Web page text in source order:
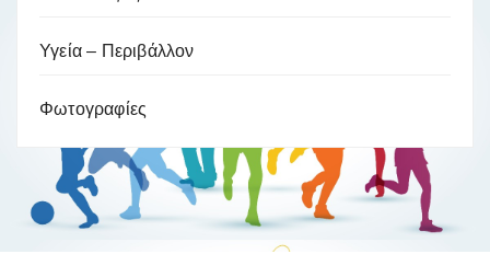
Υγεία – Περιβάλλον
Φωτογραφίες